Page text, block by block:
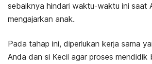
sebaiknya hindari waktu-waktu ini saat
mengajarkan anak.
Pada tahap ini, diperlukan kerja sama
Anda dan si Kecil agar proses mendidik